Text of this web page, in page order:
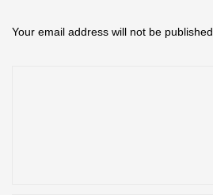
Your email address will not be published.